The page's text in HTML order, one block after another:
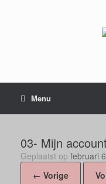
Menu
03- Mijn
Geplaatst op februari
← Vorige